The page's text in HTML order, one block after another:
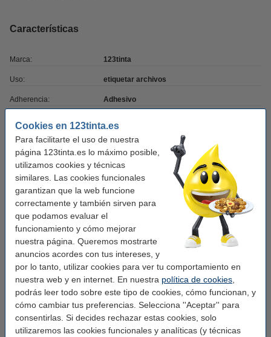
Cookies en 123tinta.es
Para facilitarte el uso de nuestra
página 123tinta.es lo máximo posible,
utilizamos cookies y técnicas
similares. Las cookies funcionales
garantizan que la web funcione
correctamente y también sirven para
que podamos evaluar el
funcionamiento y cómo mejorar
nuestra página. Queremos mostrarte
anuncios acordes con tus intereses, y
por lo tanto, utilizar cookies para ver tu comportamiento en
nuestra web y en internet. En nuestra política de cookies
podrás leer todo sobre este tipo de cookies, cómo funcionan, y
cómo cambiar tus preferencias. Selecciona ''Aceptar'' para
consentirlas. Si decides rechazar estas cookies, solo
utilizaremos las cookies funcionales y analíticas (y técnicas
Características
Marca: 123tinta
Uso: etiquetar archivos
Adherencia: Adhesivo
Cantidad: 1 x 110
Núm fábrica: S0722480
Núm. de item: 089197
Pack ahorro
123tinta LW650 etiquetas anchas para
archivadores (190 x 59 mm) | Pack 5 uds
79,50 €
Consejo
Le recomendamos que utilice estas etiquetas en lugar de las
etiquetas originales.